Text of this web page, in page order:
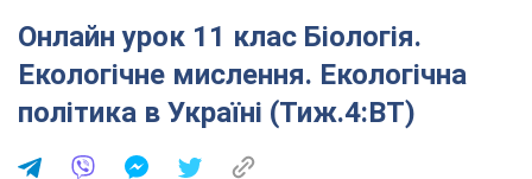
Онлайн урок 11 клас Біологія.
Екологічне мислення. Екологічна
політика в Україні (Тиж.4:ВТ)